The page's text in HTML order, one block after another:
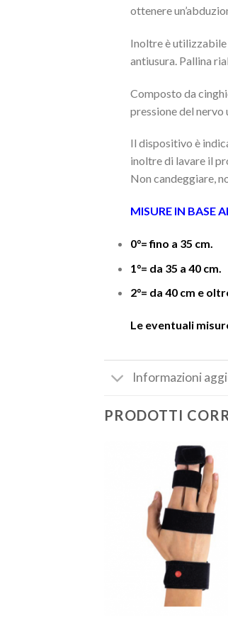
ottenere
Inoltre è
antiusura. Pallina
Composto da
pressione del nervo
Il dispositivo è
inoltre di lavare il
Non candeggiare,
MISURE IN BASE
0°= fino a 35 cm.
1°= da 35 a 40 cm.
2°= da 40 cm e
Le eventuali
Informazioni
PRODOTTI